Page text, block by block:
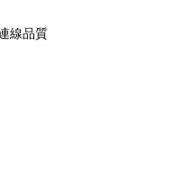
線品質